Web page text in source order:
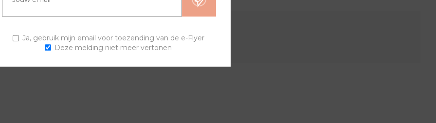
en horlogebanden voor een trendy horloge.
Ja, gebruik mijn email voor toezending van de e-Flyer
Deze melding niet meer vertonen